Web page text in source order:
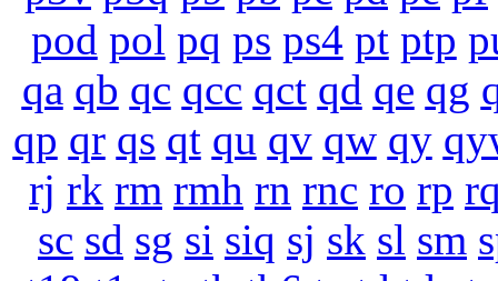
pod pol pq ps ps4 pt ptp
qa qb qc qcc qct qd qe qg
qp qr qs qt qu qv qw qy
rj rk rm rmh rn rnc ro rp
sc sd sg si siq sj sk sl sm